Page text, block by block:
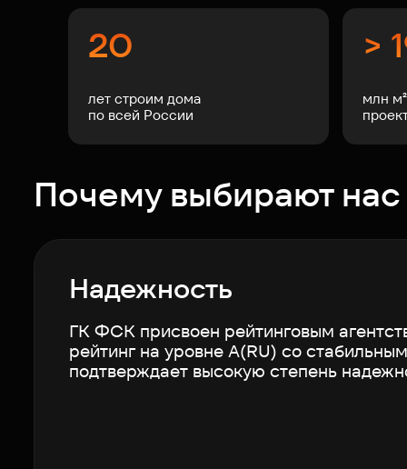
20
лет строим дома
по всей России
>
млн
Почему выбирают нас
Надежность
ГК ФСК присвоен рейтинговым
рейтинг на уровне А(RU) со
подтверждает высокую степень